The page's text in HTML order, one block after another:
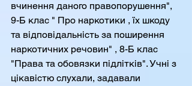
вчинення даного правопорушення",
9-Б клас " Про наркотики , їх шкоду
та відповідальність за поширення
наркотичних речовин" , 8-Б клас
"Права та обовязки підлітків". Учні з
цікавістю слухали, задавали